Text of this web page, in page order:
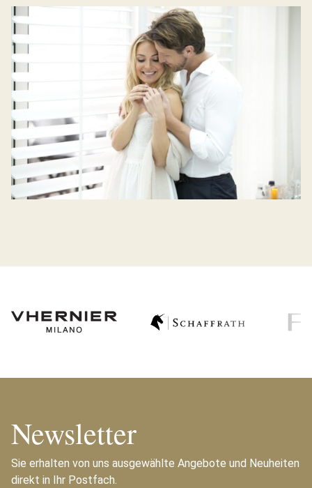
Newsletter
Sie erhalten von uns ausgewählte Angebote und Neuheiten
direkt in Ihr Postfach.